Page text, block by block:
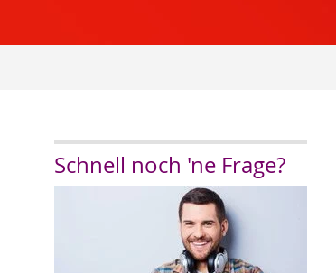
Schnell noch 'ne Frage?